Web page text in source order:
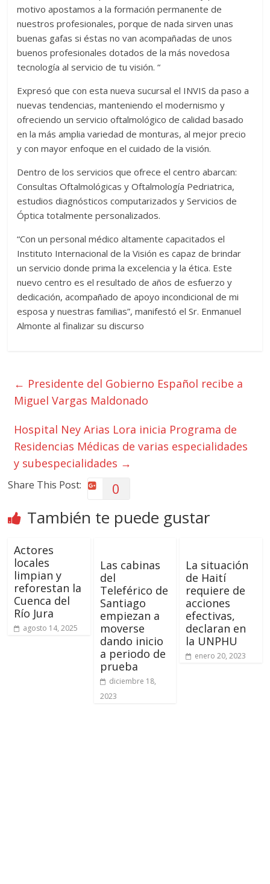
motivo apostamos a la formación permanente de
nuestros profesionales, porque de nada sirven unas
buenas gafas si éstas no van acompañadas de unos
buenos profesionales dotados de la más novedosa
tecnología al servicio de tu visión. “
Expresó que con esta nueva sucursal el INVIS da paso a
nuevas tendencias, manteniendo el modernismo y
ofreciendo un servicio oftalmológico de calidad basado
en la más amplia variedad de monturas, al mejor precio
y con mayor enfoque en el cuidado de la visión.
Dentro de los servicios que ofrece el centro abarcan:
Consultas Oftalmológicas y Oftalmología Pedriatrica,
estudios diagnósticos computarizados y Servicios de
Óptica totalmente personalizados.
“Con un personal médico altamente capacitados el
Instituto Internacional de la Visión es capaz de brindar
un servicio donde prima la excelencia y la ética. Este
nuevo centro es el resultado de años de esfuerzo y
dedicación, acompañado de apoyo incondicional de mi
esposa y nuestras familias”, manifestó el Sr. Enmanuel
Almonte al finalizar su discurso
← Presidente del Gobierno Español recibe a
Miguel Vargas Maldonado
Hospital Ney Arias Lora inicia Programa de
Residencias Médicas de varias especialidades
y subespecialidades →
Share This Post: 0
También te puede gustar
Actores
locales
limpian y
reforestan la
Cuenca del
Río Jura
agosto 14, 2025
Las cabinas
del
Teleférico de
Santiago
empiezan a
moverse
dando inicio
a periodo de
prueba
diciembre 18,
2023
La situación
de Haití
requiere de
acciones
efectivas,
declaran en
la UNPHU
enero 20, 2023